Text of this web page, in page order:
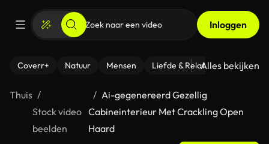
Inloggen
Coverr+ Natuur Mensen Liefde & Relaties - Fitness
Alles bekijken
Thuis
Stock video
beelden
Ai-gegenereerd Gezellig
Cabineinterieur Met Crackling Open
Haard